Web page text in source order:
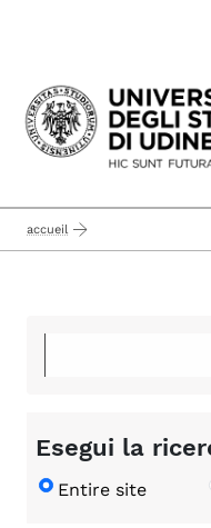
Passa al
accueil
Esegui la
Entire site